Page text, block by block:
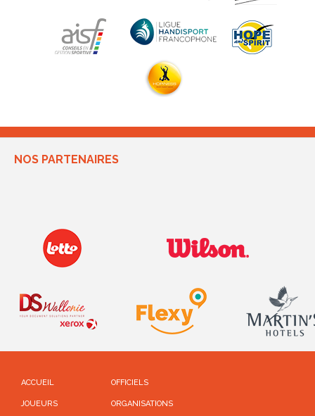
NOS PARTENAIRES
ACCUEIL
JOUEURS
OFFICIELS
ORGANISATIONS